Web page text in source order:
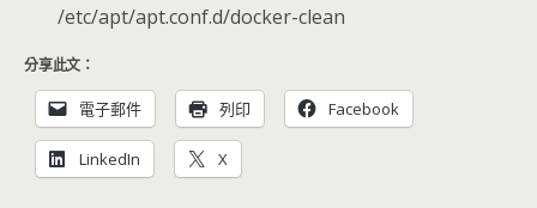
/etc/apt/apt.conf.d/docker-clean
分享此文：
電子郵件 列印 Facebook
LinkedIn X